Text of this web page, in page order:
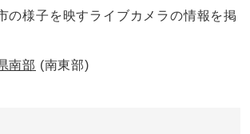
の様子を映すライブカメラの情報を掲
南部 (南東部)